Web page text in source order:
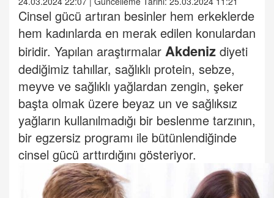
Cinsel gücü artıran besinler hem erkeklerde
hem kadınlarda en merak edilen konulardan
biridir. Yapılan araştırmalar Akdeniz diyeti
dediğimiz tahıllar, sağlıklı protein, sebze,
meyve ve sağlıklı yağlardan zengin, şeker
başta olmak üzere beyaz un ve sağlıksız
yağların kullanılmadığı bir beslenme tarzının,
bir egzersiz programı ile bütünlendiğinde
cinsel gücü arttırdığını gösteriyor.